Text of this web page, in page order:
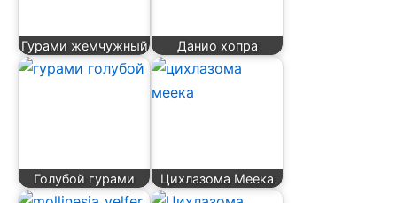
Гурами жемчужный Данио хопра
Голубой гурами Цихлазома Меека